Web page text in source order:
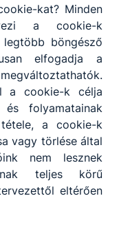
kat? Minden
a cookie-k
böngésző
elfogadja a
a cookie-k célja
és folyamatainak
a cookie-k
vagy törlése által
nem lesznek
teljes körű
eltérően